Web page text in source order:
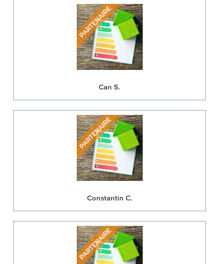
Can S.
Constantin C.